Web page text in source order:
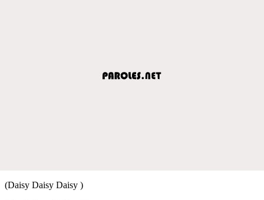
(Daisy Daisy Daisy )